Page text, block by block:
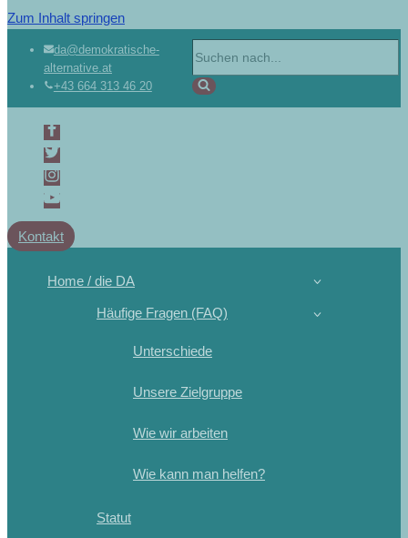
Zum Inhalt springen
da@demokratische-
alternative.at
+43 664 313 46 20
Kontakt
Home / die DA
Häufige Fragen (FAQ)
Unterschiede
Unsere Zielgruppe
Wie wir arbeiten
Wie kann man helfen?
Statut